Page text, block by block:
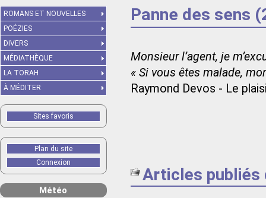
Panne des sens
Monsieur l’agent, je
« Si vous êtes malade,
Raymond Devos - Le
Articles publiés
ROMANS ET NOUVELLES
POÉZIES
DIVERS
MÉDIATHÈQUE
LA TORAH
À MÉDITER
Sites favoris
Plan du site
Connexion
Météo